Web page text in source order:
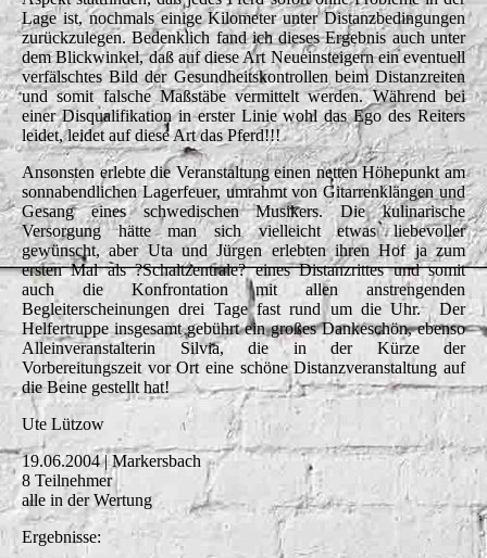
Lage ist, nochmals einige Kilometer unter Distanzbedingungen
zurückzulegen. Bedenklich fand ich dieses Ergebnis auch unter
dem Blickwinkel, daß auf diese Art Neueinsteigern ein eventuell
verfälschtes Bild der Gesundheitskontrollen beim Distanzreiten
und somit falsche Maßstäbe vermittelt werden. Während bei
einer Disqualifikation in erster Linie wohl das Ego des Reiters
leidet, leidet auf diese Art das Pferd!!!
Ansonsten erlebte die Veranstaltung einen netten Höhepunkt am
sonnabendlichen Lagerfeuer, umrahmt von Gitarrenklängen und
Gesang eines schwedischen Musikers. Die kulinarische
Versorgung hätte man sich vielleicht etwas liebevoller
gewünscht, aber Uta und Jürgen erlebten ihren Hof ja zum
ersten Mal als ?Schaltzentrale? eines Distanzrittes und somit
auch die Konfrontation mit allen anstrengenden
Begleiterscheinungen drei Tage fast rund um die Uhr. Der
Helfertruppe insgesamt gebührt ein großes Dankeschön, ebenso
Alleinveranstalterin Silvia, die in der Kürze der
Vorbereitungszeit vor Ort eine schöne Distanzveranstaltung auf
die Beine gestellt hat!
Ute Lützow
19.06.2004 | Markersbach
8 Teilnehmer
alle in der Wertung
Ergebnisse: